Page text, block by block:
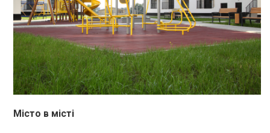
Місто в місті